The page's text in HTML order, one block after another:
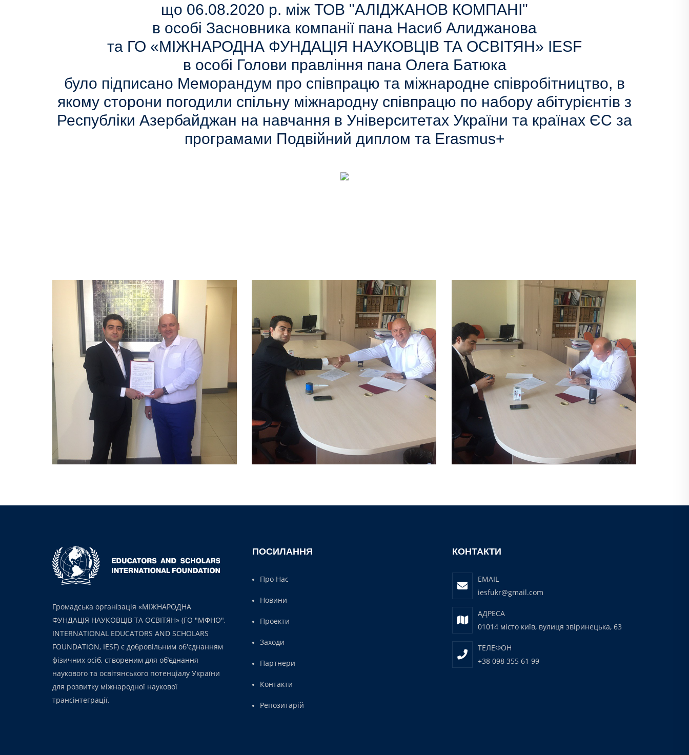
що 06.08.2020 р. між ТОВ "АЛІДЖАНОВ КОМПАНІ"
в особі Засновника компанії пана Насиб Алиджанова
та ГО «МІЖНАРОДНА ФУНДАЦІЯ НАУКОВЦІВ ТА ОСВІТЯН» IESF
в особі Голови правління пана Олега Батюка
було підписано Меморандум про співпрацю та міжнародне співробітництво, в
якому сторони погодили спільну міжнародну співпрацю по набору абітурієнтів з
Республіки Азербайджан на навчання в Університетах України та країнах ЄС за
програмами Подвійний диплом та Erasmus+
Громадська організація «МІЖНАРОДНА
ФУНДАЦІЯ НАУКОВЦІВ ТА ОСВІТЯН» (ГО "МФНО",
INTERNATIONAL EDUCATORS AND SCHOLARS
FOUNDATION, IESF) є добровільним об'єднанням
фізичних осіб, створеним для об’єднання
наукового та освітянського потенціалу України
для розвитку міжнародної наукової
трансінтеграції.
ПОСИЛАННЯ
Про Нас
Новини
Проекти
Заходи
Партнери
Контакти
Репозитарій
КОНТАКТИ
EMAIL
iesfukr@gmail.com
АДРЕСА
01014 місто київ, вулиця звіринецька, 63
ТЕЛЕФОН
+38 098 355 61 99